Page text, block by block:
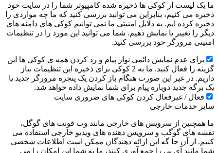
ما یک لیست از کوکی ها ذخیره شده کامپیوتر شما را در سایت خود
ذخیره می کنیم، بنابراین می توانید بررسی کنید که ما چه مواردی را
ذخیره کرده ایم. به دلایل امنیتی ما نمی توانیم کوکی های دامنه های
دیگر را تغییر یا نمایش دهیم. شما می توانید این مورد را در تنظیمات
امنیتی مرورگر خود بررسی کنید.
برای عدم نمایش دائمی نوار پیام و رد کردن همه ی کوکی ها این
گزینه را فعال کنید. ما به 2 کوکی برای ذخیره این تنظیمات نیاز
داریم. در غیر این صورت هنگام باز کردن یک پنجره مرورگر جدید یا
یک برگه جدید دوباره پیام برای شما نمایش داده خواهد شد.
فعال / غیرفعال کردن کوکی های ضروری سایت
سایر خدمات خارجی
ما همچنین از سرویس های خارجی مانند وب فونت های گوگل،
نقشه های گوگب و سرویس دهنده های ویدیو خارجی استفاده می
کنیم. از آن جا گه این ارائه دهندگان ممکن است اطلاعات شخصی
شما مانند آی پی را جمع آوری کنند، ما به شما این امکان را می